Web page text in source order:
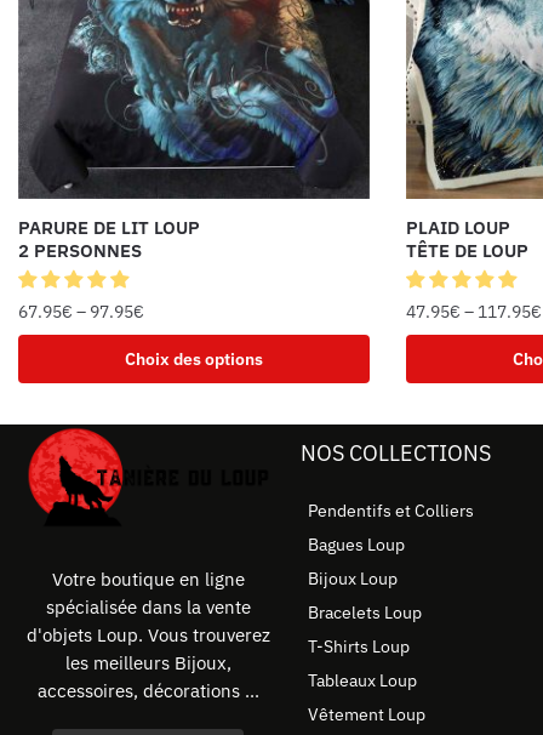
PARURE DE LIT LOUP
2 PERSONNES
67.95€ – 97.95€
Choix des options
PLAID LOUP
TÊTE DE LOUP
47.95€ – 117.95€
Votre boutique en ligne
spécialisée dans la vente
d'objets Loup. Vous trouverez
les meilleurs Bijoux,
accessoires, décorations ...
NOS COLLECTIONS
Pendentifs et Colliers
Bagues Loup
Bijoux Loup
Bracelets Loup
T-Shirts Loup
Tableaux Loup
Vêtement Loup